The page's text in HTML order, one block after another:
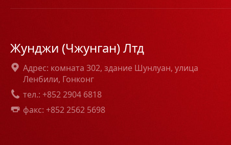
Жунджи (Чжунган) Лтд
Адрес: комната 302, здание Шунлуан, улица
Ленбили, Гонконг
тел.: +852 2904 6818
факс: +852 2562 5698